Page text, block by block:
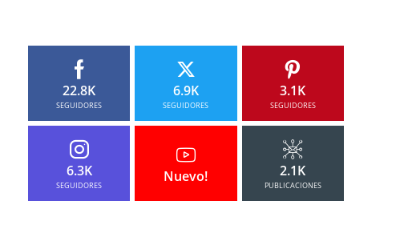
22.8K
SEGUIDORES
6.9K
SEGUIDORES
3.1K
SEGUIDORES
6.3K
SEGUIDORES
Nuevo! 2.1K
PUBLICACIONES